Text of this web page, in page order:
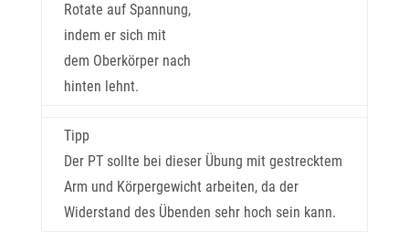
Rotate auf Spannung,
indem er sich mit
dem Oberkörper nach
hinten lehnt.
Tipp
Der PT sollte bei dieser Übung mit gestrecktem
Arm und Körpergewicht arbeiten, da der
Widerstand des Übenden sehr hoch sein kann.